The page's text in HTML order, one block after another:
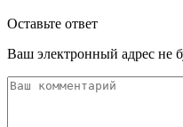
Оставьте ответ
Ваш электронный адрес не